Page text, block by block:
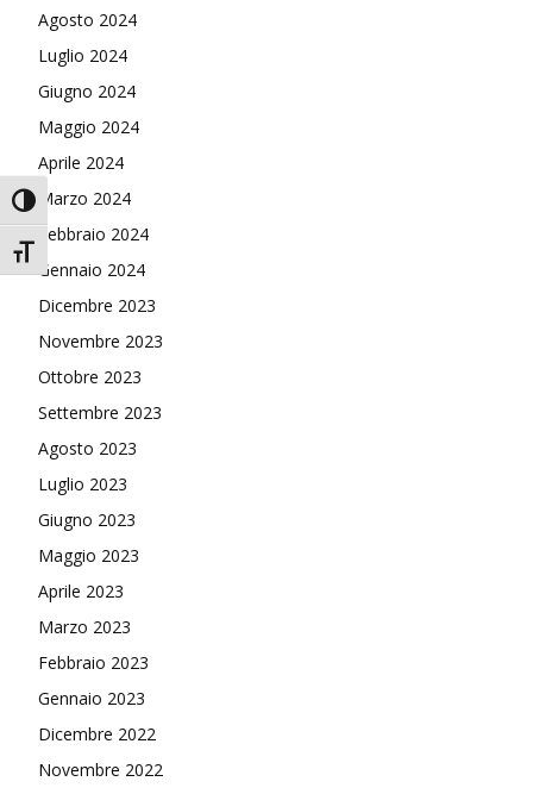
Attiva/disattiva alto contrasto
Attiva/disattiva dimensione testo
Agosto 2024
Luglio 2024
Giugno 2024
Maggio 2024
Aprile 2024
Marzo 2024
Febbraio 2024
Gennaio 2024
Dicembre 2023
Novembre 2023
Ottobre 2023
Settembre 2023
Agosto 2023
Luglio 2023
Giugno 2023
Maggio 2023
Aprile 2023
Marzo 2023
Febbraio 2023
Gennaio 2023
Dicembre 2022
Novembre 2022